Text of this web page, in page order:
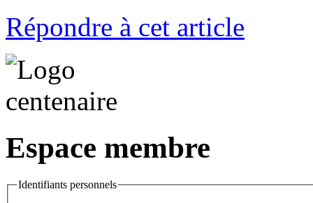
Répondre à cet article
Espace membre
Identifiants personnels